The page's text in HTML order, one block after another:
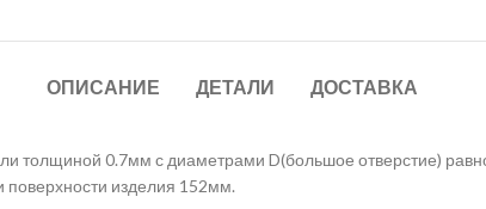
ОПИСАНИЕ ДЕТАЛИ ДОСТАВКА
толщиной 0.7мм с диаметрами D(большое отверстие)
поверхности изделия 152мм.